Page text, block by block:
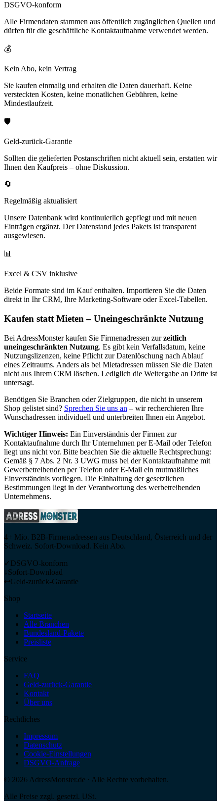
DSGVO-konform
Alle Firmendaten stammen aus öffentlich zugänglichen Quellen und
dürfen für die geschäftliche Kontaktaufnahme verwendet werden.
💰
Kein Abo, kein Vertrag
Sie kaufen einmalig und erhalten die Daten dauerhaft. Keine
versteckten Kosten, keine monatlichen Gebühren, keine
Mindestlaufzeit.
🛡️
Geld-zurück-Garantie
Sollten die gelieferten Postanschriften nicht aktuell sein, erstatten wir
Ihnen den Kaufpreis – ohne Diskussion.
🔄
Regelmäßig aktualisiert
Unsere Datenbank wird kontinuierlich gepflegt und mit neuen
Einträgen ergänzt. Der Datenstand jedes Pakets ist transparent
ausgewiesen.
📊
Excel & CSV inklusive
Beide Formate sind im Kauf enthalten. Importieren Sie die Daten
direkt in Ihr CRM, Ihre Marketing-Software oder Excel-Tabellen.
Kaufen statt Mieten – Uneingeschränkte Nutzung
Bei AdressMonster kaufen Sie Firmenadressen zur zeitlich
uneingeschränkten Nutzung. Es gibt kein Verfallsdatum, keine
Nutzungslizenzen, keine Pflicht zur Datenlöschung nach Ablauf
eines Zeitraums. Anders als bei Mietadressen müssen Sie die Daten
nicht aus Ihrem CRM löschen. Lediglich die Weitergabe an Dritte ist
untersagt.
Benötigen Sie Branchen oder Zielgruppen, die nicht in unserem
Shop gelistet sind? Sprechen Sie uns an – wir recherchieren Ihre
Wunschadressen individuell und unterbreiten Ihnen ein Angebot.
Wichtiger Hinweis: Ein Einverständnis der Firmen zur
Kontaktaufnahme durch Ihr Unternehmen per E-Mail oder Telefon
liegt uns nicht vor. Bitte beachten Sie die aktuelle Rechtsprechung:
Gemäß § 7 Abs. 2 Nr. 3 UWG muss bei der Kontaktaufnahme mit
Gewerbetreibenden per Telefon oder E-Mail ein mutmaßliches
Einverständnis vorliegen. Die Einhaltung der gesetzlichen
Bestimmungen liegt in der Verantwortung des werbetreibenden
Unternehmens.
4+ Mio. B2B-Firmenadressen aus Deutschland, Österreich und der
Schweiz. Sofort-Download. Kein Abo.
✓ DSGVO-konform
↓Sofort-Download
↩Geld-zurück-Garantie
Shop
Startseite
Alle Branchen
Bundesland-Pakete
Preisliste
Service
FAQ
Geld-zurück-Garantie
Kontakt
Über uns
Rechtliches
Impressum
Datenschutz
Cookie-Einstellungen
DSGVO-Anfrage
© 2026 AdressMonster.de · Alle Rechte vorbehalten.
Alle Preise zzgl. gesetzl. USt.